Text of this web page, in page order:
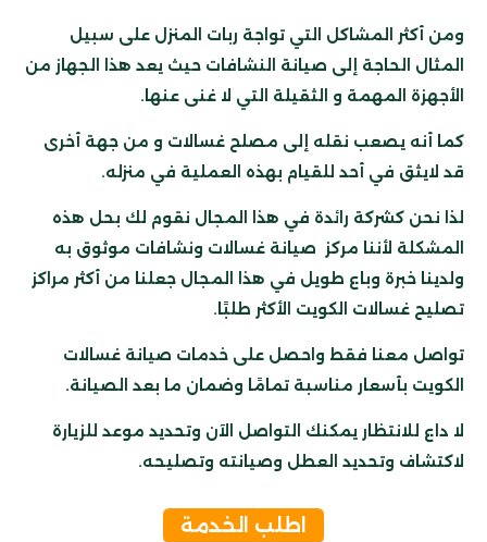
ومن أكثر المشاكل التي تواجة ربات المنزل على سبيل
المثال الحاجة إلى صيانة النشافات حيث يعد هذا الجهاز من
الأجهزة المهمة و الثقيلة التي لا غنى عنها.
كما أنه يصعب نقله إلى مصلح غسالات و من جهة أخرى
قد لايثق في أحد للقيام بهذه العملية في منزله.
لذا نحن كشركة رائدة في هذا المجال نقوم لك بحل هذه
المشكلة لأننا مركز صيانة غسالات ونشافات موثوق به
ولدينا خبرة وباع طويل في هذا المجال جعلنا من أكثر مراكز
تصليح غسالات الكويت الأكثر طلبًا.
تواصل معنا فقط واحصل على خدمات صيانة غسالات
الكويت بأسعار مناسبة تمامًا وضمان ما بعد الصيانة.
لا داع للانتظار يمكنك التواصل الآن وتحديد موعد للزيارة
لاكتشاف وتحديد العطل وصيانته وتصليحه.
اطلب الخدمة